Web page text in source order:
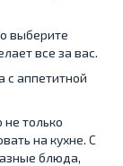
выберите
все за вас.
с аппетитной
не только
на кухне. С
блюда,